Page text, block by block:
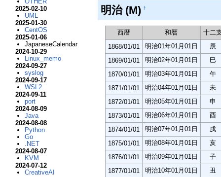
明治 (M) †
西暦 和暦
十二
1868/01/01
明治01年01月01日
辰
1869/01/01
明治02年01月01日
巳
1870/01/01
明治03年01月01日
午
1871/01/01
明治04年01月01日
未
1872/01/01
明治05年01月01日
申
1873/01/01
明治06年01月01日
酉
1874/01/01
明治07年01月01日
戌
1875/01/01
明治08年01月01日
亥
1876/01/01
明治09年01月01日
子
1877/01/01
明治10年01月01日
丑
2025-02-10
UML
2025-01-30
CentOS
2025-01-06
JapaneseCalendar
2024-10-29
Linux_memo
2024-09-27
syslog
2024-09-17
WSL2
2024-09-11
port
2024-08-09
Java
2024-08-08
Python
Go
.NET
2024-08-07
KVM
2024-07-12
CreativeAI